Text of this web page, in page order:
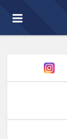
Toggle
navigation